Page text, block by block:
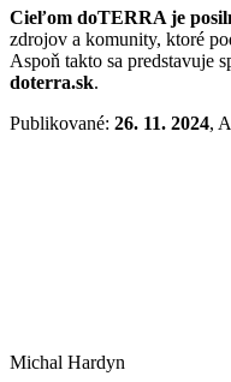
Cieľom doTERRA je
zdrojov a komunity, ktoré
Aspoň takto sa predstavuje
doterra.sk.
Publikované: 26. 11. 2024,
Michal Hardyn